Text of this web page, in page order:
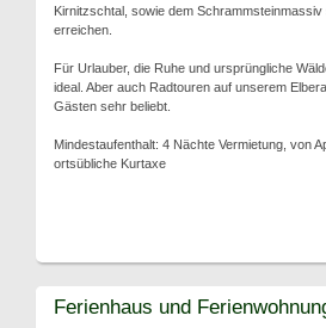
Kirnitzschtal, sowie dem
erreichen.
Für Urlauber, die Ruhe und ursprüngliche
ideal. Aber auch Radtouren auf unserem
Gästen sehr beliebt.
Mindestaufenthalt: 4 Nächte Vermietung, von
ortsübliche Kurtaxe
Ferienhaus und